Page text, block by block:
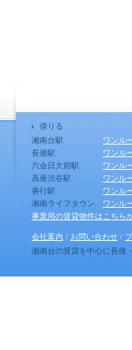
借りる
湘南台駅
ワンル
長後駅
ワンル
六会日大前駅
ワンル
高座渋谷駅
ワンル
善行駅
ワンル
湘南ライフタウン
ワンル
事業用の賃貸物件はこちら
会社案内 / お問い合わせ /
湘南台の賃貸を中心に長後